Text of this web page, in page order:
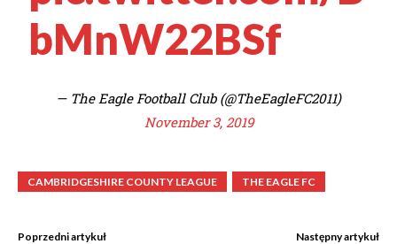
bMnW22BSf
— The Eagle Football Club (@TheEagleFC2011)
November 3, 2019
CAMBRIDGESHIRE COUNTY LEAGUE THE EAGLE FC
Poprzedni artykuł Następny artykuł